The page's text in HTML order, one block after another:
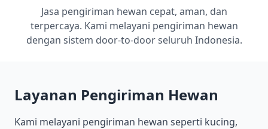
Jasa pengiriman hewan cepat, aman, dan
terpercaya. Kami melayani pengiriman hewan
dengan sistem door-to-door seluruh Indonesia.
Layanan Pengiriman Hewan
Kami melayani pengiriman hewan seperti kucing,